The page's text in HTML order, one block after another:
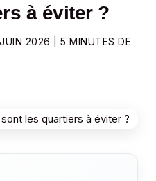
à éviter ?
2026 |5 MINUTES DE